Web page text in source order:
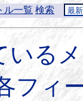
ル一覧 検索
いる
フィ